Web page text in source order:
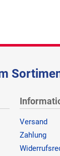
Versand
Zahlung